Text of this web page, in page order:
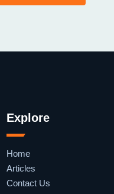
Explore
Home
Articles
Contact Us